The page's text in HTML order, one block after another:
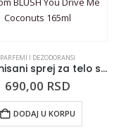
PARFEMI I DEZODORANSI
Parfemisani sprej za telo sa šimerom BLUSH You Drive Me Coconuts 165ml
690,00 RSD
DODAJ U KORPU